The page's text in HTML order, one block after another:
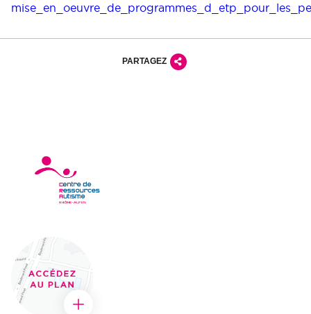
PARTAGEZ